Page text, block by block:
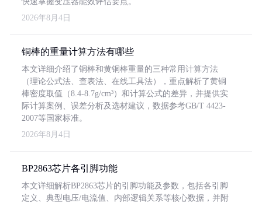
2026年8月4日
铜棒的重量计算方法有哪些
本文详细介绍了铜棒和黄铜棒重量的三种常用计算方法
（理论公式法、查表法、在线工具法），重点解析了黄铜
棒密度取值（8.4-8.7g/cm³）和计算公式的差异，并提供实
际计算案例、误差分析及选材建议，数据参考GB/T 4423-
2007等国家标准。
2026年8月4日
BP2863芯片各引脚功能
本文详细解析BP2863芯片的引脚功能及参数，包括各引脚
定义、典型电压/电流值、内部逻辑关系等核心数据，并附